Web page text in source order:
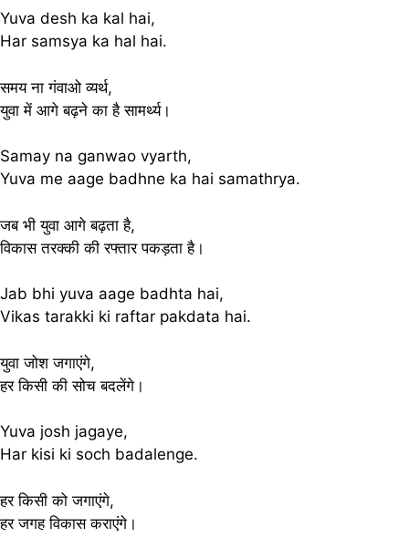
Yuva desh ka kal hai,
Har samsya ka hal hai.
समय ना गंवाओ व्यर्थ,
युवा में आगे बढ़ने का है सामर्थ्य।
Samay na ganwao vyarth,
Yuva me aage badhne ka hai samathrya.
जब भी युवा आगे बढ़ता है,
विकास तरक्की की रफ्तार पकड़ता है।
Jab bhi yuva aage badhta hai,
Vikas tarakki ki raftar pakdata hai.
युवा जोश जगाएंगे,
हर किसी की सोच बदलेंगे।
Yuva josh jagaye,
Har kisi ki soch badalenge.
हर किसी को जगाएंगे,
हर जगह विकास कराएंगे।